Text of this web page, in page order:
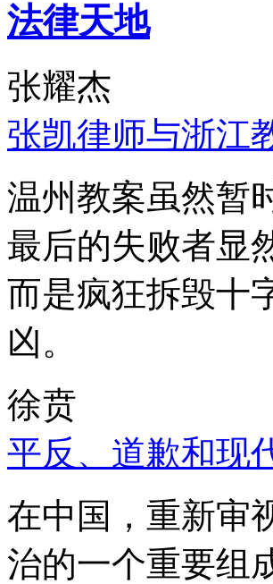
法律天地
张耀杰
张凯律师与浙江
温州教案虽然暂
最后的失败者显
而是疯狂拆毁十
凶。
徐贲
平反、道歉和现
在中国，重新审
治的一个重要组